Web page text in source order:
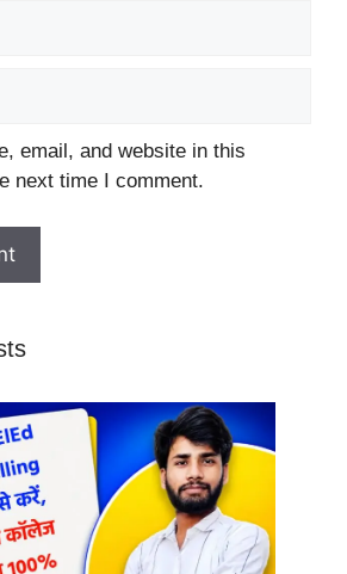
email, and website in this
next time I comment.